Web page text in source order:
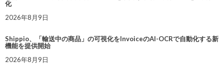
化
2026年8月9日
Shippio、「輸送中の商品」の可視化をInvoiceのAI-OCRで自動化する新
機能を提供開始
2026年8月9日